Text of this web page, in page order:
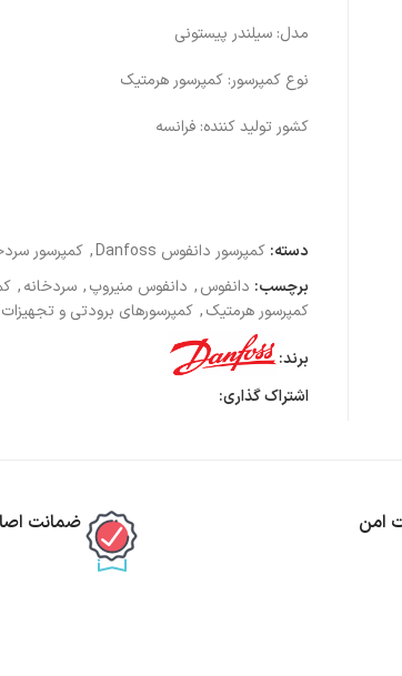
مدل: سیلندر پیستونی
نوع کمپرسور: کمپرسور هرمتیک
کشور تولید کننده: فرانسه
دسته: کمپرسور دانفوس Danfoss , کمپرسور
برچسب: دانفوس, دانفوس منیروپ, سردخانه,
کمپرسور هرمتیک, کمپرسورهای برودتی و تجهیزات
برند:
اشتراک گذاری:
امن ضمانت